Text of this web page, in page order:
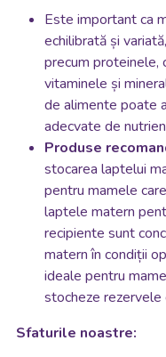
Este important ca
echilibrată și
precum proteinele,
vitaminele și
de alimente poate
adecvate de
Produse
stocarea laptelui
pentru mamele
laptele matern
recipiente sunt
matern în condiții
ideale pentru
stocheze
Sfaturile noastre: